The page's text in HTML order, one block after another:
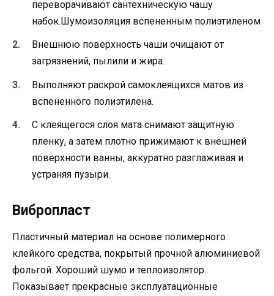
переворачивают сантехническую чашу
набок.Шумоизоляция вспененным полиэтиленом
Внешнюю поверхность чаши очищают от
загрязнений, пылили и жира.
Выполняют раскрой самоклеящихся матов из
вспененного полиэтилена.
С клеящегося слоя мата снимают защитную
пленку, а затем плотно прижимают к внешней
поверхности ванны, аккуратно разглаживая и
устраняя пузыри.
Вибропласт
Пластичный материал на основе полимерного
клейкого средства, покрытый прочной алюминиевой
фольгой. Хороший шумо и теплоизолятор.
Показывает прекрасные эксплуатационные